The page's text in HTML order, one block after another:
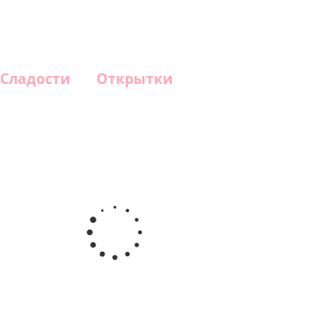
Сладости Открытки
гелиевый
цифра 1
(40х102